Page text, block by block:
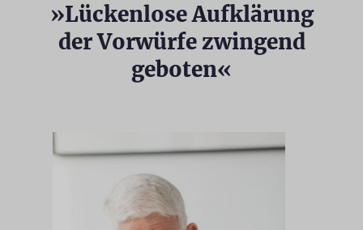
»Lückenlose Aufklärung
der Vorwürfe zwingend
geboten«